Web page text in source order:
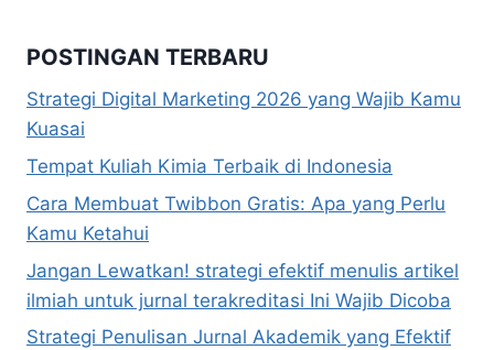
POSTINGAN TERBARU
Strategi Digital Marketing 2026 yang Wajib Kamu
Kuasai
Tempat Kuliah Kimia Terbaik di Indonesia
Cara Membuat Twibbon Gratis: Apa yang Perlu
Kamu Ketahui
Jangan Lewatkan! strategi efektif menulis artikel
ilmiah untuk jurnal terakreditasi Ini Wajib Dicoba
Strategi Penulisan Jurnal Akademik yang Efektif